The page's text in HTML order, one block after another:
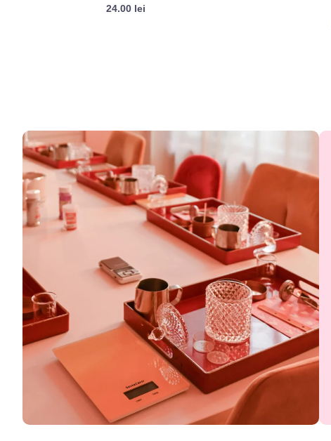
24.00 lei